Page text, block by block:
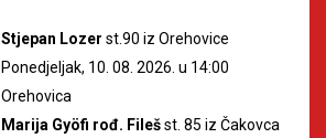
Stjepan Lozer st.90 iz Orehovice
Ponedjeljak, 10. 08. 2026. u 14:00
Orehovica
Marija Gyöfi rođ. Filešst. 85 iz Čakovca